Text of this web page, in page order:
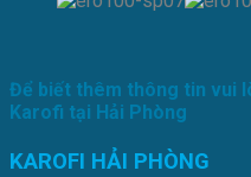
Để biết thêm thông tin vui
Karofi tại Hải Phòng
KAROFI HẢI PHÒNG